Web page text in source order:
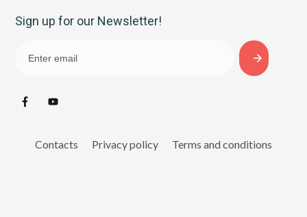
Sign up for our Newsletter!
Contacts Privacy policy Terms and conditions